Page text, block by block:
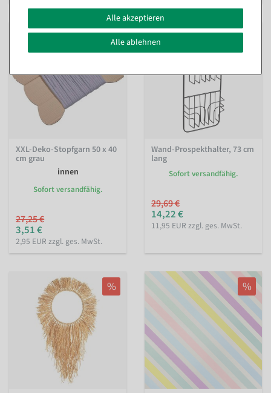
%
XXL-Deko-Stopfgarn 50 x 40
cm grau
innen
Sofort versandfähig.
27,25 €
3,51 €
2,95 EUR zzgl. ges. MwSt.
%
Wand-Prospekthalter, 73 cm
lang
Sofort versandfähig.
29,69 €
14,22 €
11,95 EUR zzgl. ges. MwSt.
% %
Alle akzeptieren
Alle ablehnen